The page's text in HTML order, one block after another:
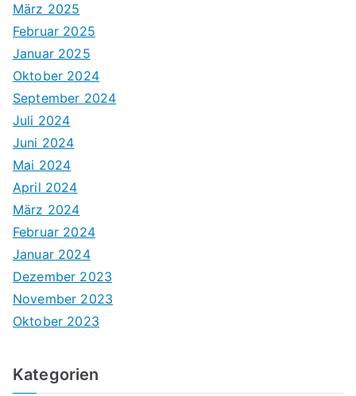
März 2025
Februar 2025
Januar 2025
Oktober 2024
September 2024
Juli 2024
Juni 2024
Mai 2024
April 2024
März 2024
Februar 2024
Januar 2024
Dezember 2023
November 2023
Oktober 2023
Kategorien